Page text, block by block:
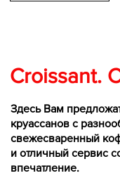
Здесь Вам
круассанов с
свежесваренный
и отличный сервис
впечатление.
Croissant.